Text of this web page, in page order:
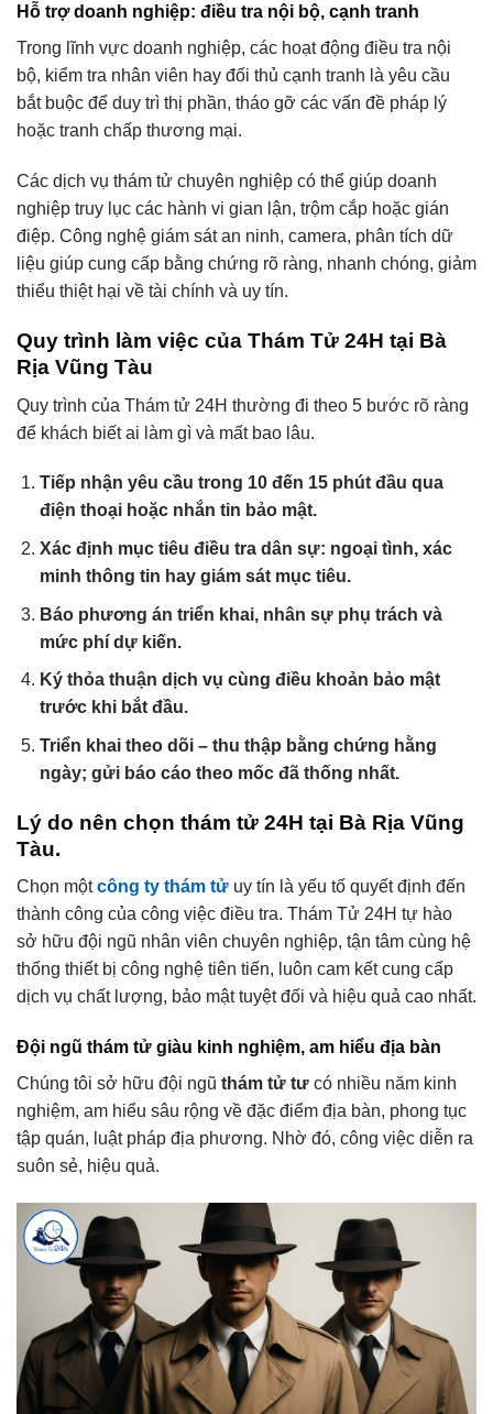
Hỗ trợ doanh nghiệp: điều tra nội bộ, cạnh tranh
Trong lĩnh vực doanh nghiệp, các hoạt động điều tra nội
bộ, kiểm tra nhân viên hay đối thủ cạnh tranh là yêu cầu
bắt buộc để duy trì thị phần, tháo gỡ các vấn đề pháp lý
hoặc tranh chấp thương mại.
Các dịch vụ thám tử chuyên nghiệp có thể giúp doanh
nghiệp truy lục các hành vi gian lận, trộm cắp hoặc gián
điệp. Công nghệ giám sát an ninh, camera, phân tích dữ
liệu giúp cung cấp bằng chứng rõ ràng, nhanh chóng, giảm
thiểu thiệt hại về tài chính và uy tín.
Quy trình làm việc của Thám Tử 24H tại Bà
Rịa Vũng Tàu
Quy trình của Thám tử 24H thường đi theo 5 bước rõ ràng
để khách biết ai làm gì và mất bao lâu.
Tiếp nhận yêu cầu trong 10 đến 15 phút đầu qua
điện thoại hoặc nhắn tin bảo mật.
Xác định mục tiêu điều tra dân sự: ngoại tình, xác
minh thông tin hay giám sát mục tiêu.
Báo phương án triển khai, nhân sự phụ trách và
mức phí dự kiến.
Ký thỏa thuận dịch vụ cùng điều khoản bảo mật
trước khi bắt đầu.
Triển khai theo dõi – thu thập bằng chứng hằng
ngày; gửi báo cáo theo mốc đã thống nhất.
Lý do nên chọn thám tử 24H tại Bà Rịa Vũng
Tàu.
Chọn mộtcông ty thám tử uy tín là yếu tố quyết định đến
thành công của công việc điều tra. Thám Tử 24H tự hào
sở hữu đội ngũ nhân viên chuyên nghiệp, tận tâm cùng hệ
thống thiết bị công nghệ tiên tiến, luôn cam kết cung cấp
dịch vụ chất lượng, bảo mật tuyệt đối và hiệu quả cao nhất.
Đội ngũ thám tử giàu kinh nghiệm, am hiểu địa bàn
Chúng tôi sở hữu đội ngũ thám tử tư có nhiều năm kinh
nghiệm, am hiểu sâu rộng về đặc điểm địa bàn, phong tục
tập quán, luật pháp địa phương. Nhờ đó, công việc diễn ra
suôn sẻ, hiệu quả.